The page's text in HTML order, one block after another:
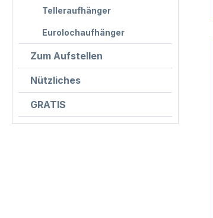
Telleraufhänger
Eurolochaufhänger
Zum Aufstellen
Nützliches
GRATIS